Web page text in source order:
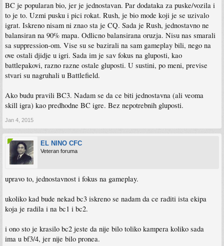
BC je popularan bio, jer je jednostavan. Par dodataka za puske/vozila i
to je to. Uzmi pusku i pici rokat. Rush, je bio mode koji je se uzivalo
igrat. Iskreno nisam ni znao sta je CQ. Sada je Rush, jednostavno ne
balansiran na 90% mapa. Odlicno balansirana oruzja. Nisu nas smarali
sa suppression-om. Vise su se bazirali na sam gameplay bili, nego na
ove ostali djidje u igri. Sada im je sav fokus na gluposti, kao
battlepakovi, razno razne ostale gluposti. U sustini, po meni, previse
stvari su nagruhali u Battlefield.
Ako budu pravili BC3. Nadam se da ce biti jednostavna (ali veoma
skill igra) kao predhodne BC igre. Bez nepotrebnih gluposti.
Jan 4, 2015
EL NINO CFC
Veteran foruma
upravo to, jednostavnost i fokus na gameplay.
ukoliko kad bude nekad bc3 iskreno se nadam da ce raditi ista ekipa
koja je radila i na bc1 i bc2.
i ono sto je krasilo bc2 jeste da nije bilo toliko kampera koliko sada
ima u bf3/4, jer nije bilo pronea.